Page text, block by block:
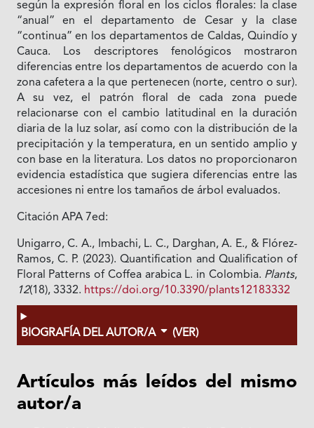
según la expresión floral en los ciclos florales: la clase
“anual” en el departamento de Cesar y la clase
“continua” en los departamentos de Caldas, Quindío y
Cauca. Los descriptores fenológicos mostraron
diferencias entre los departamentos de acuerdo con la
zona cafetera a la que pertenecen (norte, centro o sur).
A su vez, el patrón floral de cada zona puede
relacionarse con el cambio latitudinal en la duración
diaria de la luz solar, así como con la distribución de la
precipitación y la temperatura, en un sentido amplio y
con base en la literatura. Los datos no proporcionaron
evidencia estadística que sugiera diferencias entre las
accesiones ni entre los tamaños de árbol evaluados.
Citación APA 7ed:
Unigarro, C. A., Imbachi, L. C., Darghan, A. E., & Flórez-
Ramos, C. P. (2023). Quantification and Qualification of
Floral Patterns of Coffea arabica L. in Colombia. Plants,
12(18), 3332. https://doi.org/10.3390/plants12183332
BIOGRAFÍA DEL AUTOR/A (VER)
Artículos más leídos del mismo
autor/a